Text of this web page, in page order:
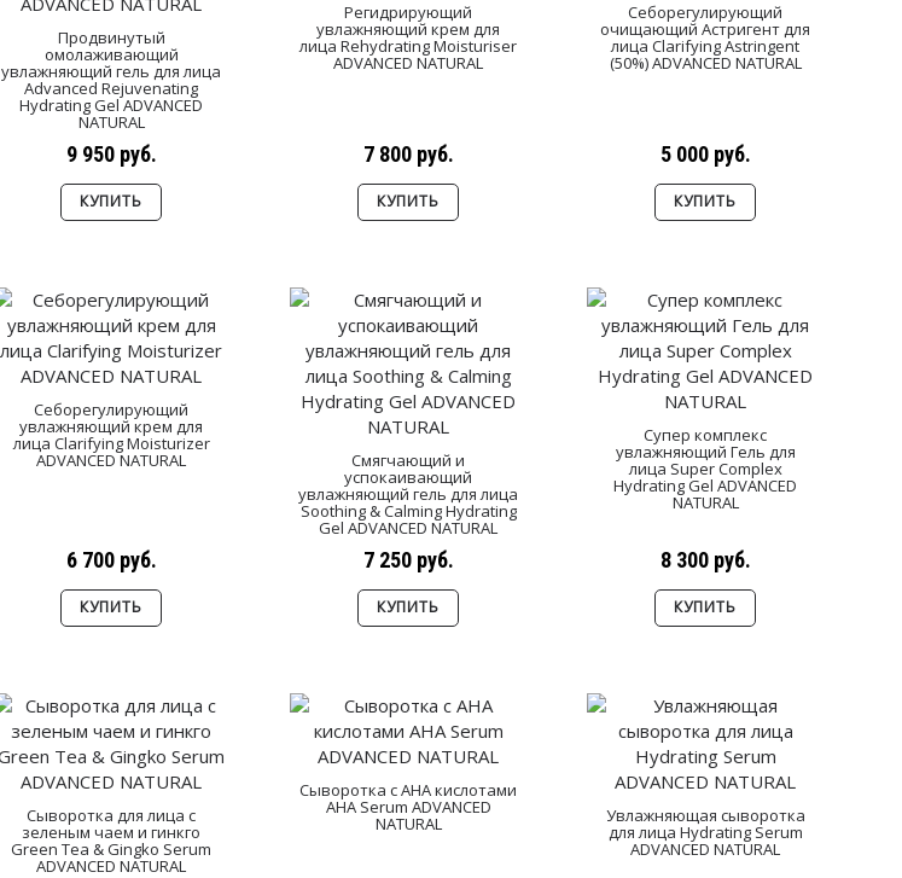
Продвинутый
омолаживающий
увлажняющий гель для лица
Advanced Rejuvenating
Hydrating Gel ADVANCED
NATURAL
9 950 руб.
КУПИТЬ
Регидрирующий
увлажняющий крем для
лица Rehydrating Moisturiser
ADVANCED NATURAL
7 800 руб.
КУПИТЬ
Себорегулирующий
очищающий Астригент для
лица Clarifying Astringent
(50%) ADVANCED NATURAL
5 000 руб.
КУПИТЬ
Себорегулирующий
увлажняющий крем для
лица Clarifying Moisturizer
ADVANCED NATURAL
6 700 руб.
КУПИТЬ
Смягчающий и
успокаивающий
увлажняющий гель для лица
Soothing & Calming Hydrating
Gel ADVANCED NATURAL
7 250 руб.
КУПИТЬ
Супер комплекс
увлажняющий Гель для
лица Super Complex
Hydrating Gel ADVANCED
NATURAL
8 300 руб.
КУПИТЬ
Сыворотка для лица с
зеленым чаем и гинкго
Green Tea & Gingko Serum
ADVANCED NATURAL
Сыворотка с AHA кислотами
AHA Serum ADVANCED
NATURAL Увлажняющая сыворотка
для лица Hydrating Serum
ADVANCED NATURAL